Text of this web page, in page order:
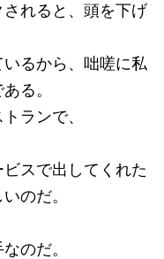
れると、頭を下げ
るから、咄嗟に私
る。
ランで、
スで出してくれた
のだ。
のだ。